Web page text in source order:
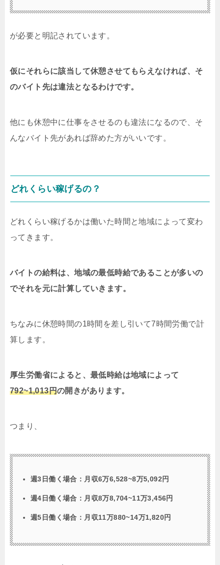
が必要と明記されています。
仮にそれらに該当して休憩させてもらえなければ、そ
のバイト先は違法となるわけです。
他にも休憩中に仕事をさせるのも違法になるので、そ
んなバイト先があれば辞めた方がいいです。
どれくらい稼げるの？
どれくらい稼げるかは働いた時間と地域によって変わ
ってきます。
バイトの給料は、地域の最低時給であることが多いの
でそれを元に計算していきます。
ちなみに休憩時間の1時間を差し引いて7時間労働で計
算します。
厚生労働省によると、最低時給は地域によって
792~1,013円の開きがあります。
つまり、
週3日働く場合：月収6万6,528~8万5,092円
週4日働く場合：月収8万8,704~11万3,456円
週5日働く場合：月収11万880~14万1,820円